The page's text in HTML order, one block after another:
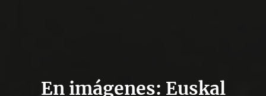
En imágenes: Euskal